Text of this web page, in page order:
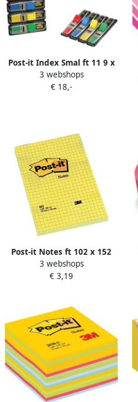
Post-it Index Smal ft 11 9 x
43 2 mm blister met 4
kleuren 35 tabs per kleur 4
3 webshops
€ 18,-
Post-it Notes ft 102 x 152
mm geel geruit blok van
100 vel
3 webshops
€ 3,19